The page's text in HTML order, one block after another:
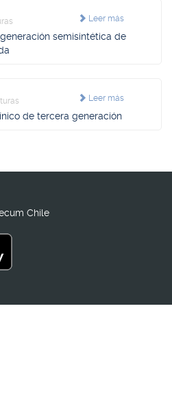
Leer más
semisintética de
Leer más
de tercera generación
Chile